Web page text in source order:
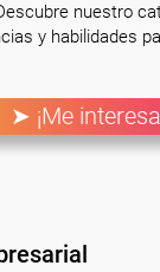
nuestro
y habilidades
➤ ¡Me